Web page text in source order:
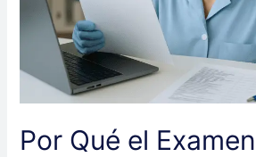
Por Qué el
Hemoglobina
(HbA1c)
es
Esencial
Y